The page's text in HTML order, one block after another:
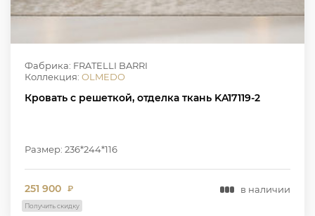
Фабрика: FRATELLI BARRI
Коллекция: OLMEDO
Кровать с решеткой, отделка ткань KA17119-2
Размер: 236*244*116
251 900 ₽ в наличии
Получить скидку